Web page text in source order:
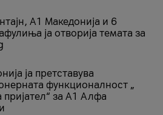
A1 Македонија и 6
ја отворија темата за
ја претставува
функционалност „
пријател“ за А1 Алфа